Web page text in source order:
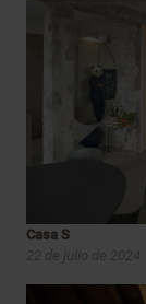
Casa S
22 de julio de 2024